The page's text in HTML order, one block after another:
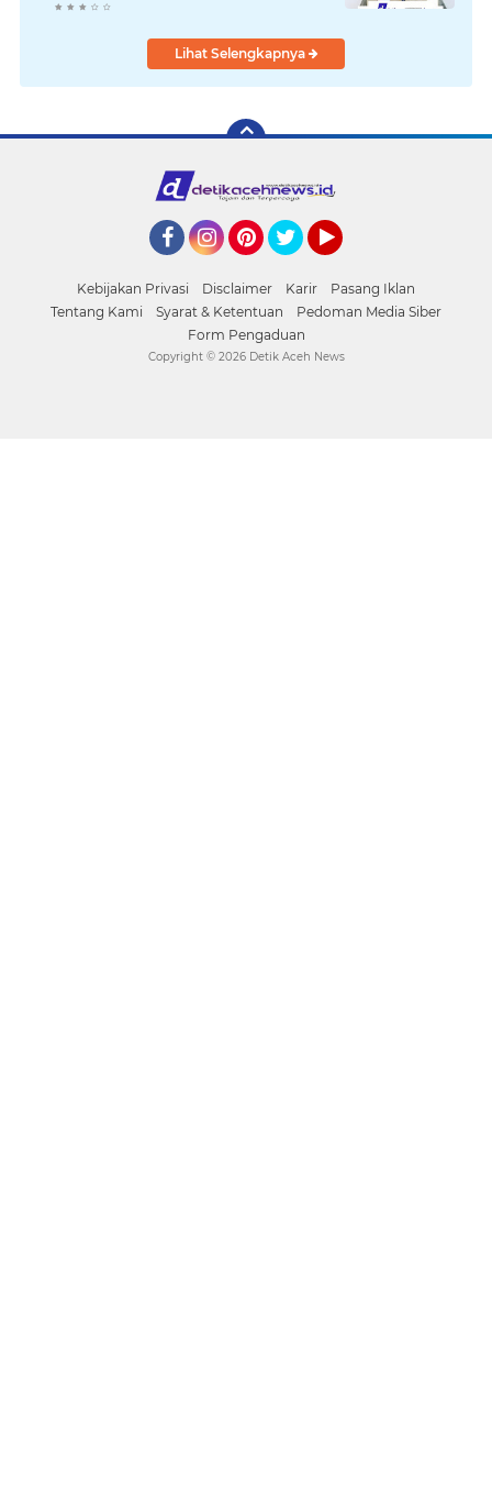
Wapres
Lihat Selengkapnya
Kebijakan Privasi Disclaimer Karir
Pasang Iklan
Tentang Kami
Syarat & Ketentuan
Pedoman Media Siber
Form Pengaduan
Copyright © 2026 Detik Aceh News